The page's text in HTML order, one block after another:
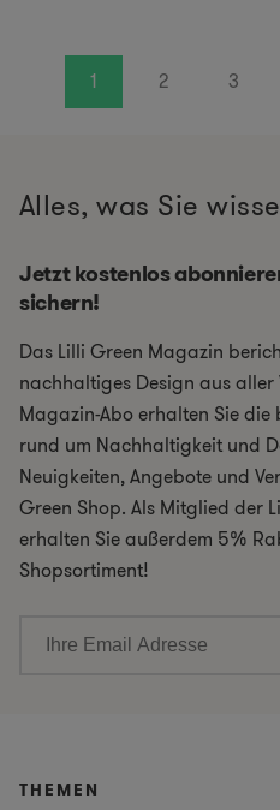
1 2 3
Alles, was Sie
Jetzt kostenlos
sichern!
Das Lilli Green Magazin
nachhaltiges Design aus aller
Magazin-Abo erhalten Sie
rund um Nachhaltigkeit und
Neuigkeiten, Angebote und
Green Shop. Als Mitglied der
erhalten Sie außerdem 5%
Shopsortiment!
THEMEN